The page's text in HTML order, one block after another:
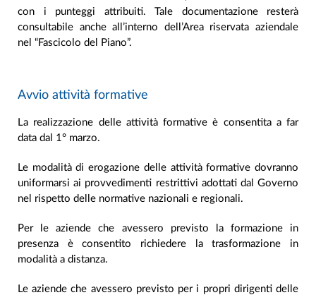
con i punteggi attribuiti. Tale documentazione resterà
consultabile anche all’interno dell’Area riservata aziendale
nel “Fascicolo del Piano”.
Avvio attività formative
La realizzazione delle attività formative è consentita a far
data dal 1° marzo.
Le modalità di erogazione delle attività formative dovranno
uniformarsi ai provvedimenti restrittivi adottati dal Governo
nel rispetto delle normative nazionali e regionali.
Per le aziende che avessero previsto la formazione in
presenza è consentito richiedere la trasformazione in
modalità a distanza.
Le aziende che avessero previsto per i propri dirigenti delle